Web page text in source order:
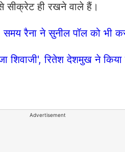
सीक्रेट ही रखने वाले हैं।
रैना ने सुनील पॉल को भी कर
शिवाजी', रितेश देशमुख ने
Advertisement